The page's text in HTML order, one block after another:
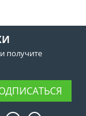
получите